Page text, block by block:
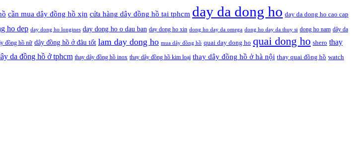
cần mua dây đồng hồ xịn cửa hàng dây đồng hồ tại tphcm day da dong ho day da dong ho cao cap
ho dep day dong ho longines day dong ho o dau ban day dong ho xin dong ho day da omega dong ho day da thuy si dong ho nam dây da
đồng hồ nữ dây đồng hồ ở đâu tốt lam day dong ho mua dây đồng hồ quai day dong ho quai dong ho shero thay
da đồng hồ ở tphcm thay dây đồng hồ inox thay dây đồng hồ kim loại thay dây đồng hồ ở hà nội thay quai đồng hồ watch